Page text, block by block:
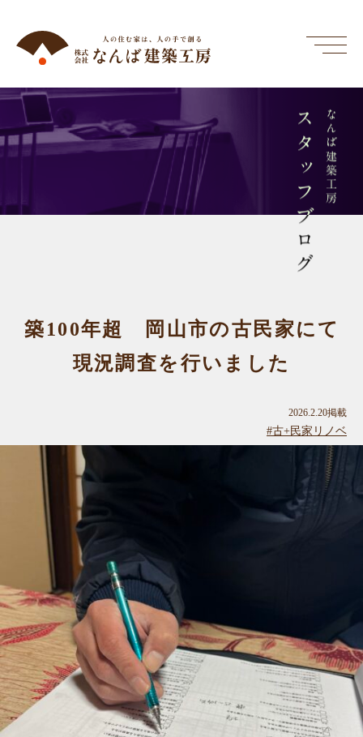
なんば建築工房
スタッフブログ
築100年超 岡山市の古民家にて
現況調査を行いました
2026.2.20掲載
#古+民家リノベ